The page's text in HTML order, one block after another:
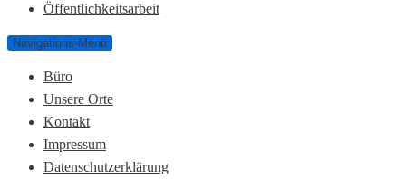
Öffentlichkeitsarbeit
Navigations-Menü
Büro
Unsere Orte
Kontakt
Impressum
Datenschutzerklärung